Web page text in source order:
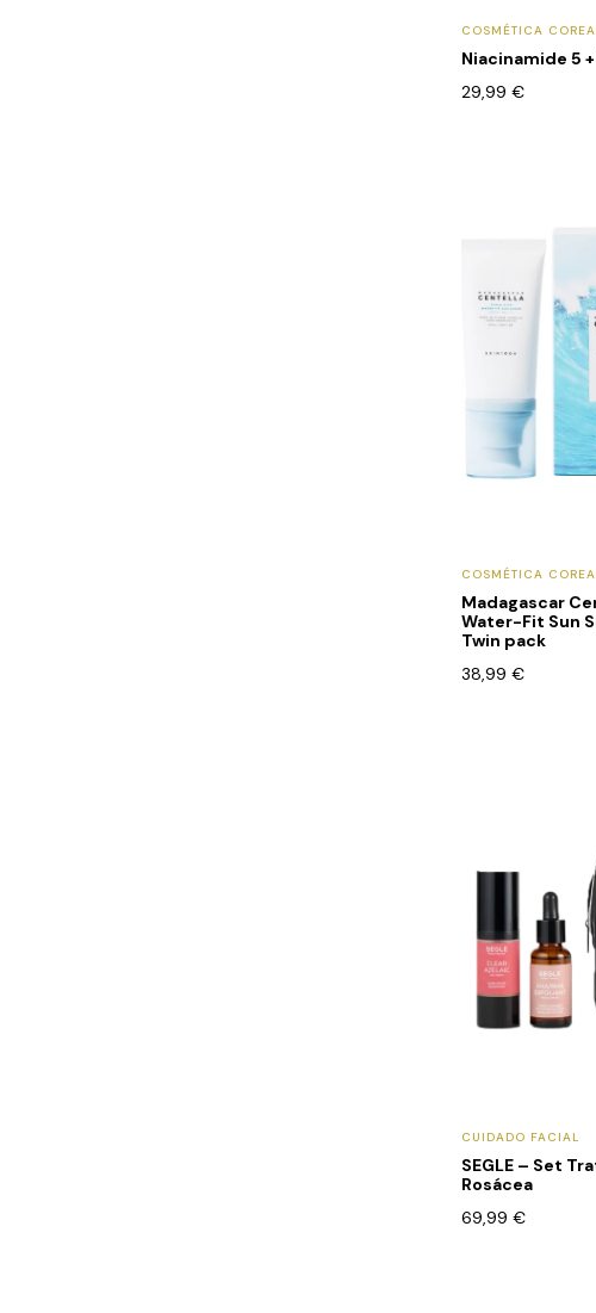
COSMÉTICA
Niacinamide 5
29,99 €
COSMÉTICA
Madagascar
Water-Fit Sun
Twin pack
38,99 €
CUIDADO FACIAL
SEGLE – Set
Rosácea
69,99 €